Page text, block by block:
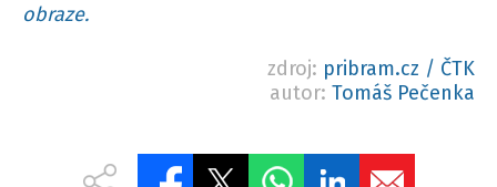
obraze.
zdroj: pribram.cz / ČTK
autor: Tomáš Pečenka